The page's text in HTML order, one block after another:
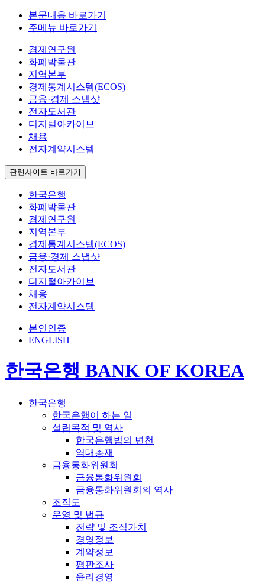
본문내용 바로가기
주메뉴 바로가기
경제연구원
화폐박물관
지역본부
경제통계시스템(ECOS)
금융·경제 스냅샷
전자도서관
디지털아카이브
채용
전자계약시스템
관련사이트 바로가기
한국은행
화폐박물관
경제연구원
지역본부
경제통계시스템(ECOS)
금융·경제 스냅샷
전자도서관
디지털아카이브
채용
전자계약시스템
본인인증
ENGLISH
한국은행 BANK OF KOREA
한국은행
한국은행이 하는 일
설립목적 및 역사
한국은행법의 변천
역대총재
금융통화위원회
금융통화위원회
금융통화위원회의 역사
조직도
운영 및 법규
전략 및 조직가치
경영정보
계약정보
평판조사
윤리경영